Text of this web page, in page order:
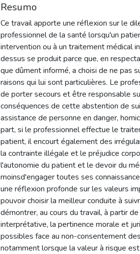
Resumo
Ce travail apporte une réflexion sur le
professionnel de la santé lorsqu'un
intervention ou à un traitement médical
dessus se produit parce que, en
que dûment informé, a choisi de ne pas
raisons qui lui sont particulières. Le
de porter secours et être responsable
conséquences de cette abstention de
assistance de personne en danger,
part, si le professionnel effectue le
patient, il encourt également des
la contrainte illégale et le préjudice
l'autonomie du patient et le devoir du
moinsd'engager toutes ses
une réflexion profonde sur les valeurs
pouvoir choisir la meilleur conduite à
démontrer, au cours du travail, à partir
interprétative, la pertinence morale et
possibles face au non-consentement
notamment lorsque la valeur à risque